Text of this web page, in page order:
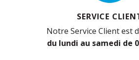
SERVICE
Notre Service Client est
du lundi au samedi de